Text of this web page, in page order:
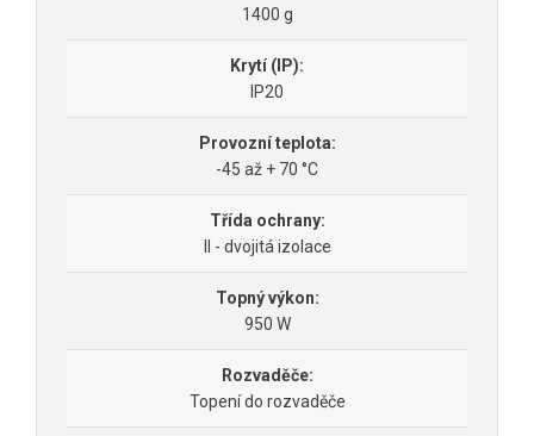
1400 g
Krytí (IP):
IP20
Provozní teplota:
-45 až + 70 °C
Třída ochrany:
II - dvojitá izolace
Topný výkon:
950 W
Rozvaděče:
Topení do rozvaděče